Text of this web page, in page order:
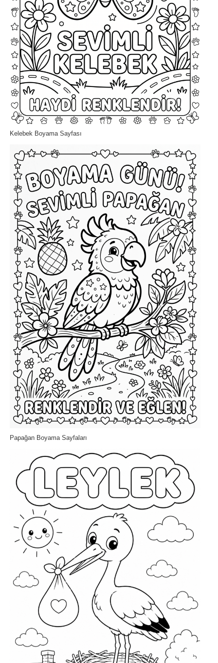
Kelebek Boyama Sayfası
Papağan Boyama Sayfaları